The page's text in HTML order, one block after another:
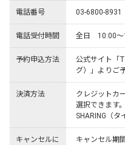
電話番号 03‐6800‐8931
電話受付時間 全日　10:00
予約申込方法
公式サイト「
グ）」よりご
決済方法
クレジットカ
選択できます
SHARING（タ
キャンセルに
キャンセル期